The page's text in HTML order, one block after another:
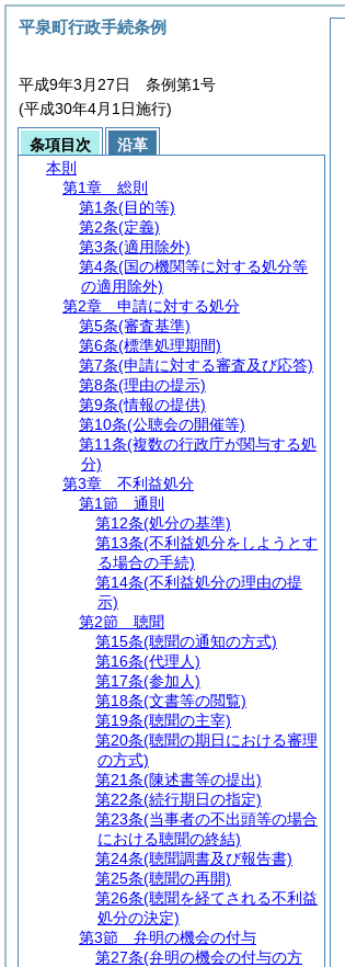
平泉町行政手続条例
平成9年3月27日 条例第1号
(平成30年4月1日施行)
条項目次
沿革
本則
第1章
総則
第1条(目的等)
第2条(定義)
第3条(適用除外)
第4条(国の機関等に対する処分等
の適用除外)
第2章
申請に対する処分
第5条(審査基準)
第6条(標準処理期間)
第7条(申請に対する審査及び応答)
第8条(理由の提示)
第9条(情報の提供)
第10条(公聴会の開催等)
第11条(複数の行政庁が関与する処
分)
第3章
不利益処分
第1節
通則
第12条(処分の基準)
第13条(不利益処分をしようとす
る場合の手続)
第14条(不利益処分の理由の提
示)
第2節
聴聞
第15条(聴聞の通知の方式)
第16条(代理人)
第17条(参加人)
第18条(文書等の閲覧)
第19条(聴聞の主宰)
第20条(聴聞の期日における審理
の方式)
第21条(陳述書等の提出)
第22条(続行期日の指定)
第23条(当事者の不出頭等の場合
における聴聞の終結)
第24条(聴聞調書及び報告書)
第25条(聴聞の再開)
第26条(聴聞を経てされる不利益
処分の決定)
第3節
弁明の機会の付与
第27条(弁明の機会の付与の方